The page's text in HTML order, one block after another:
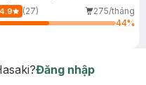
4.9 (27)
275/tháng
44%
Đăng nhập